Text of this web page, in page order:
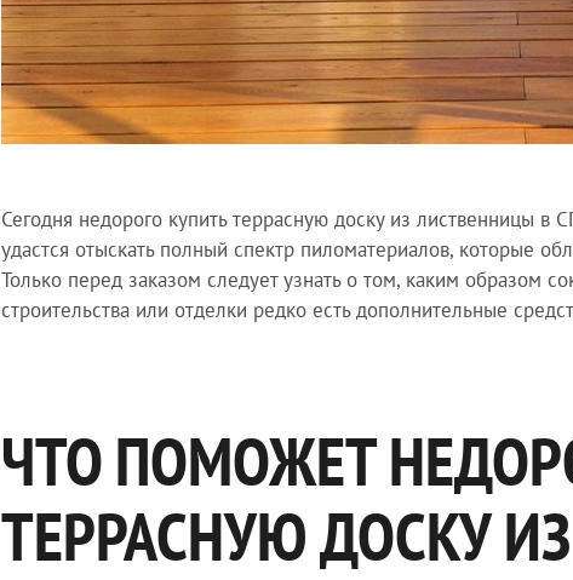
Сегодня недорого купить террасную доску из лиственницы в
удастся отыскать полный спектр пиломатериалов, которые
Только перед заказом следует узнать о том, каким образом
строительства или отделки редко есть дополнительные
ЧТО ПОМОЖЕТ
ТЕРРАСНУЮ ДОСКУ